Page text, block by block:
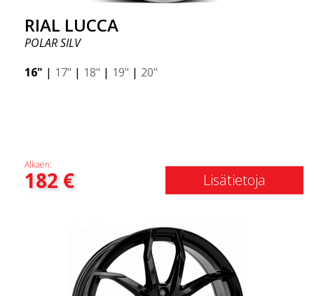
RIAL LUCCA
POLAR SILV
16" | 17" | 18" | 19" | 20"
Alkaen:
182€ Lisätietoja